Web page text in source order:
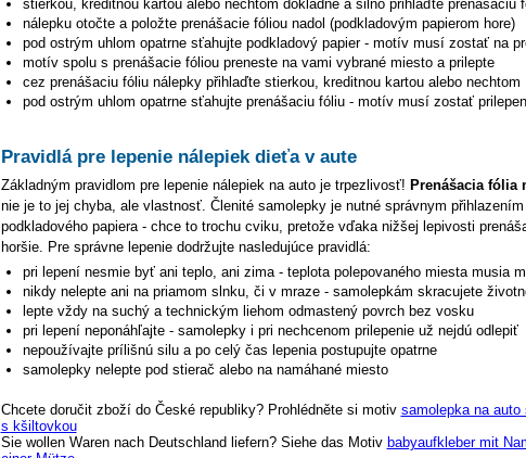
stierkou, kreditnou kartou alebo nechtom dôkladne a silno přihlaďte přenášaciu
nálepku otočte a položte prenášacie fóliou nadol (podkladovým papierom hore)
pod ostrým uhlom opatrne sťahujte podkladový papier - motív musí zostať na
motív spolu s prenášacie fóliou preneste na vami vybrané miesto a prilepte
cez prenášaciu fóliu nálepky přihlaďte stierkou, kreditnou kartou alebo nechtom
pod ostrým uhlom opatrne sťahujte prenášaciu fóliu - motív musí zostať
Pravidlá pre lepenie nálepiek dieťa v aute
Základným pravidlom pre lepenie nálepiek na auto je trpezlivosť! Prenášacia fólia
nie je to jej chyba, ale vlastnosť. Členité samolepky je nutné správnym
podkladového papiera - chce to trochu cviku, pretože vďaka nižšej lepivosti
horšie. Pre správne lepenie dodržujte nasledujúce pravidlá:
pri lepení nesmie byť ani teplo, ani zima - teplota polepovaného miesta musia
nikdy nelepte ani na priamom slnku, či v mraze - samolepkám skracujete
lepte vždy na suchý a technickým liehom odmastený povrch bez vosku
pri lepení neponáhľajte - samolepky i pri nechcenom prilepenie už nejdú odlepiť
nepoužívajte prílišnú silu a po celý čas lepenia postupujte opatrne
samolepky nelepte pod stierač alebo na namáhané miesto
Chcete doručit zboží do České republiky? Prohlédněte si motiv samolepka na
s kšiltovkou
Sie wollen Waren nach Deutschland liefern? Siehe das Motiv babyaufkleber mit